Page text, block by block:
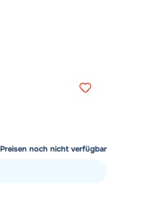
Preisen noch nicht verfügbar